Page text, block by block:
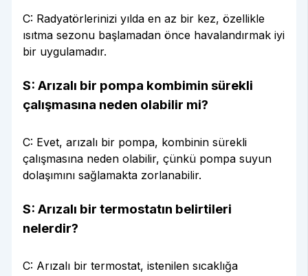
C: Radyatörlerinizi yılda en az bir kez, özellikle
ısıtma sezonu başlamadan önce havalandırmak iyi
bir uygulamadır.
S: Arızalı bir pompa kombimin sürekli
çalışmasına neden olabilir mi?
C: Evet, arızalı bir pompa, kombinin sürekli
çalışmasına neden olabilir, çünkü pompa suyun
dolaşımını sağlamakta zorlanabilir.
S: Arızalı bir termostatın belirtileri
nelerdir?
C: Arızalı bir termostat, istenilen sıcaklığa